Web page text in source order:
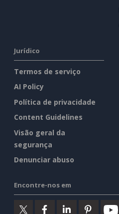
Jurídico
Termos de serviço
AI Policy
Política de privacidade
Content Guidelines
Visão geral da
segurança
Denunciar abuso
Encontre-nos em